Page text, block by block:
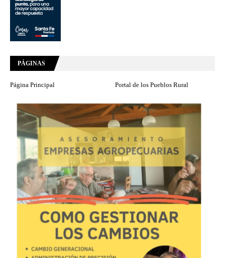
PÁGINAS
Página Principal Portal de los Pueblos Rural